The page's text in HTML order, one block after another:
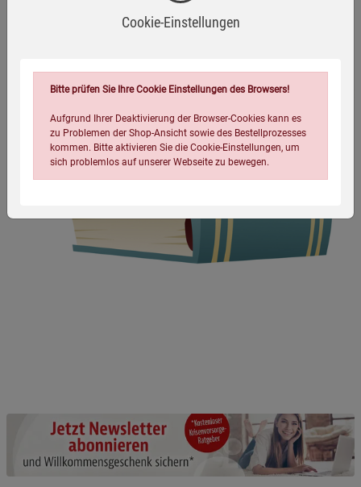
Cookie-Einstellungen
Bitte prüfen Sie Ihre Cookie Einstellungen des Browsers!
Aufgrund Ihrer Deaktivierung der Browser-Cookies kann es
zu Problemen der Shop-Ansicht sowie des Bestellprozesses
kommen. Bitte aktivieren Sie die Cookie-Einstellungen, um
sich problemlos auf unserer Webseite zu bewegen.
Beschreibung Notwendige Cookies
Cookie-Informationenanzeigen